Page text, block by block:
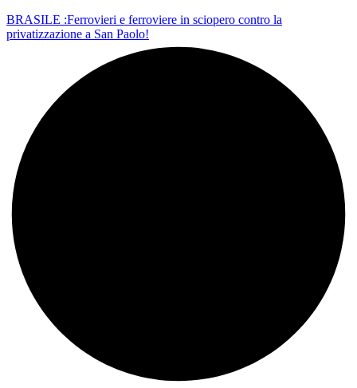
BRASILE :Ferrovieri e ferroviere in sciopero contro la
privatizzazione a San Paolo!